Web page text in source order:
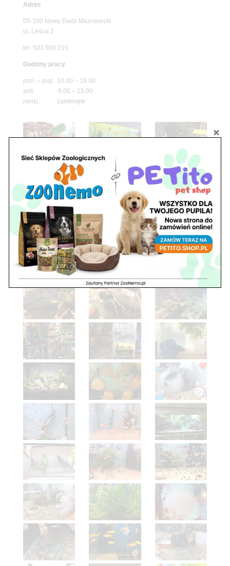
Adres
05-100 Nowy Dwór Mazowiecki
ul. Leśna 2
tel. 503 900 215
Godziny pracy
pon. – piąt. 10.00 – 19.00
sob. 8.00 – 15.00
niedz. zamknięte